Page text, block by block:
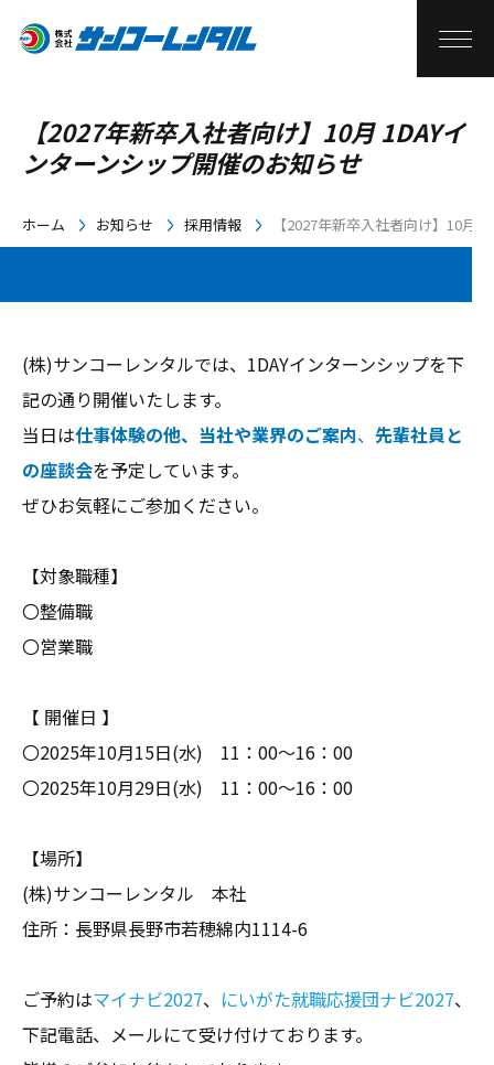
【2027年新卒入社者向け】10月 1DAYイ
ンターンシップ開催のお知らせ
ホーム お知らせ 採用情報 【2027年新卒入社者向け】10月
(株)サンコーレンタルでは、1DAYインターンシップを下
記の通り開催いたします。
当日は仕事体験の他、当社や業界のご案内、 先輩社員と
の座談会を予定しています。
ぜひお気軽にご参加ください。
【対象職種】
〇整備職
〇営業職
【 開催日 】
〇2025年10月15日(水) 11：00～16：00
〇2025年10月29日(水) 11：00～16：00
【場所】
(株)サンコーレンタル 本社
住所：長野県長野市若穂綿内1114-6
ご予約はマイナビ2027、 にいがた就職応援団ナビ2027、
下記電話、メールにて受け付けております。